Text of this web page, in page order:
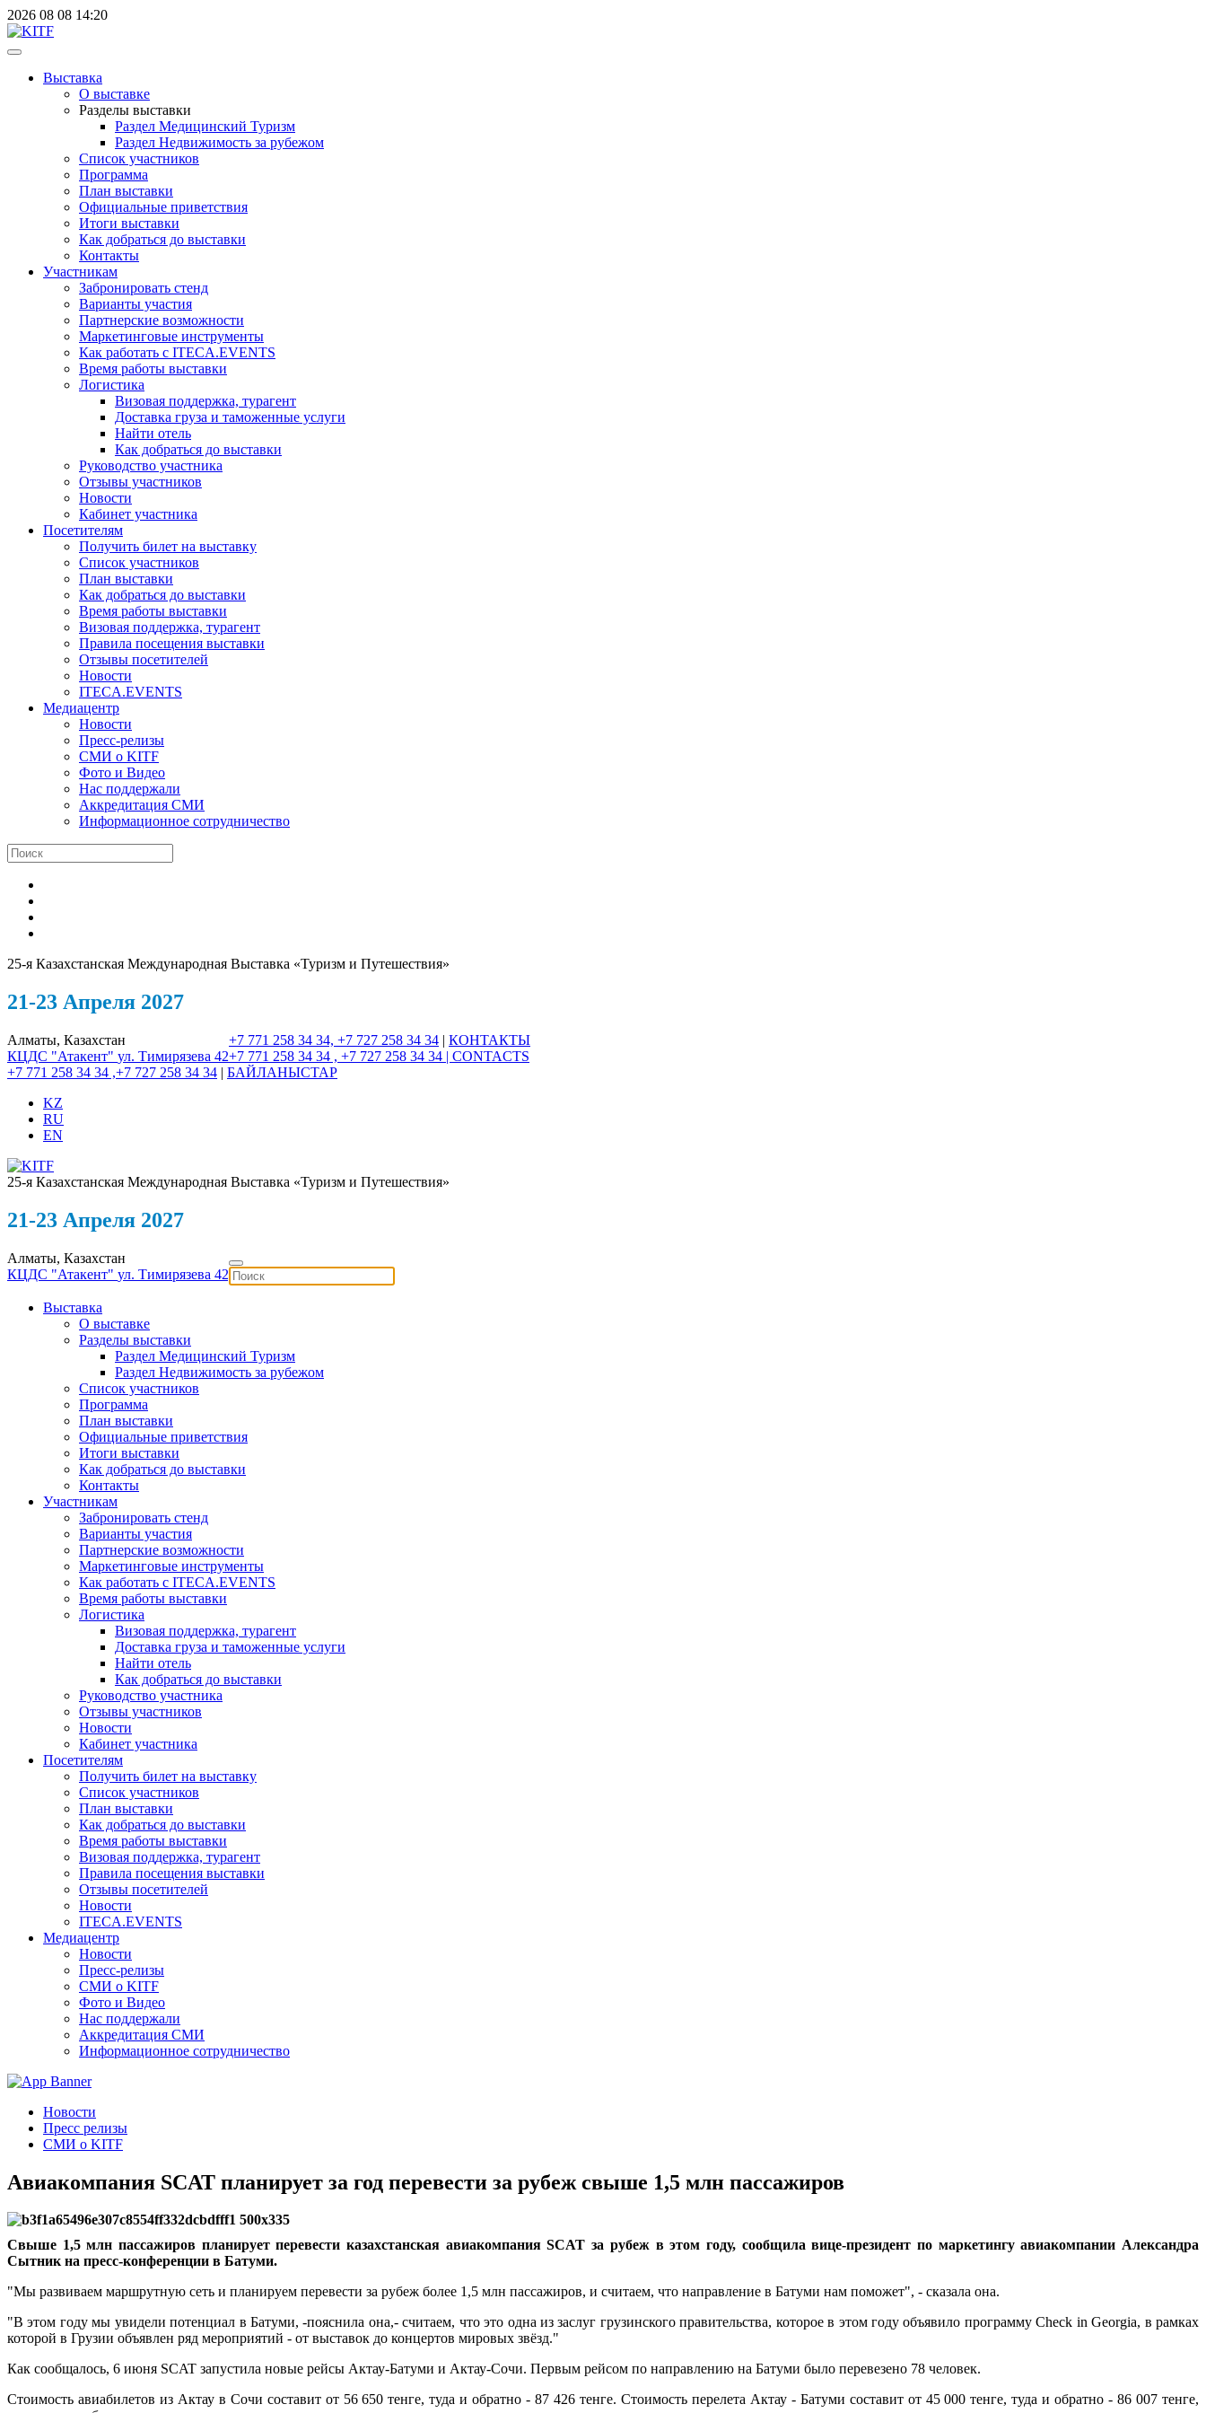
2026 08 08 14:20
Выставка
О выставке
Разделы выставки
Раздел Медицинский Туризм
Раздел Недвижимость за рубежом
Список участников
Программа
План выставки
Официальные приветствия
Итоги выставки
Как добраться до выставки
Контакты
Участникам
Забронировать стенд
Варианты участия
Партнерские возможности
Маркетинговые инструменты
Как работать с ITECA.EVENTS
Время работы выставки
Логистика
Визовая поддержка, турагент
Доставка груза и таможенные услуги
Найти отель
Как добраться до выставки
Руководство участника
Отзывы участников
Новости
Кабинет участника
Посетителям
Получить билет на выставку
Список участников
План выставки
Как добраться до выставки
Время работы выставки
Визовая поддержка, турагент
Правила посещения выставки
Отзывы посетителей
Новости
ITECA.EVENTS
Медиацентр
Новости
Пресс-релизы
СМИ о KITF
Фото и Видео
Нас поддержали
Аккредитация СМИ
Информационное сотрудничество
25-я Казахстанская Международная Выставка «Туризм и Путешествия»
21-23 Апреля 2027
Алматы, Казахстан
КЦДС "Атакент" ул. Тимирязева 42
+7 771 258 34 34, +7 727 258 34 34 | КОНТАКТЫ
+7 771 258 34 34 , +7 727 258 34 34 | CONTACTS
+7 771 258 34 34 ,+7 727 258 34 34 | БАЙЛАНЫСТАР
KZ
RU
EN
25-я Казахстанская Международная Выставка «Туризм и Путешествия»
21-23 Апреля 2027
Алматы, Казахстан
КЦДС "Атакент" ул. Тимирязева 42
Выставка
О выставке
Разделы выставки
Раздел Медицинский Туризм
Раздел Недвижимость за рубежом
Список участников
Программа
План выставки
Официальные приветствия
Итоги выставки
Как добраться до выставки
Контакты
Участникам
Забронировать стенд
Варианты участия
Партнерские возможности
Маркетинговые инструменты
Как работать с ITECA.EVENTS
Время работы выставки
Логистика
Визовая поддержка, турагент
Доставка груза и таможенные услуги
Найти отель
Как добраться до выставки
Руководство участника
Отзывы участников
Новости
Кабинет участника
Посетителям
Получить билет на выставку
Список участников
План выставки
Как добраться до выставки
Время работы выставки
Визовая поддержка, турагент
Правила посещения выставки
Отзывы посетителей
Новости
ITECA.EVENTS
Медиацентр
Новости
Пресс-релизы
СМИ о KITF
Фото и Видео
Нас поддержали
Аккредитация СМИ
Информационное сотрудничество
Новости
Пресс релизы
СМИ о KITF
Авиакомпания SCAT планирует за год перевести за рубеж свыше 1,5 млн пассажиров
Свыше 1,5 млн пассажиров планирует перевести казахстанская авиакомпания SCAT за рубеж в этом году, сообщила вице-президент по маркетингу авиакомпании Александра
Сытник на пресс-конференции в Батуми.
"Мы развиваем маршрутную сеть и планируем перевести за рубеж более 1,5 млн пассажиров, и считаем, что направление в Батуми нам поможет", - сказала она.
"В этом году мы увидели потенциал в Батуми, -пояснила она,- считаем, что это одна из заслуг грузинского правительства, которое в этом году объявило программу Check in Georgia, в рамках
которой в Грузии объявлен ряд мероприятий - от выставок до концертов мировых звёзд."
Как сообщалось, 6 июня SCAT запустила новые рейсы Актау-Батуми и Актау-Сочи. Первым рейсом по направлению на Батуми было перевезено 78 человек.
Стоимость авиабилетов из Актау в Сочи составит от 56 650 тенге, туда и обратно - 87 426 тенге. Стоимость перелета Актау - Батуми составит от 45 000 тенге, туда и обратно - 86 007 тенге,